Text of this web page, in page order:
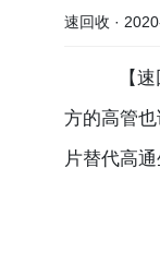
速回收 ·
【速回收
方的高管
片替代高通